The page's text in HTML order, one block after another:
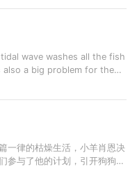
wave washes all the fish
also a big problem for the
一律的枯燥生活，小羊肖恩决
参与了他的计划，引开狗狗比